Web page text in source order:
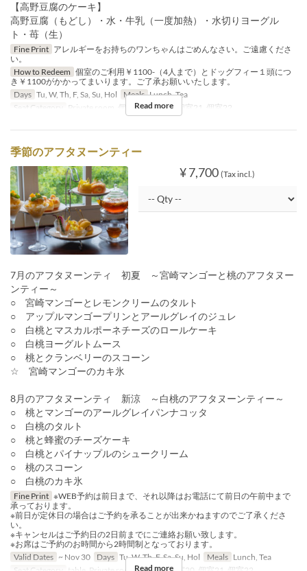
【高野豆腐のケーキ】
高野豆腐（もどし）・水・牛乳（一度加熱）・水切りヨーグル
ト・苺（生）
Fine Print アレルギーをお持ちのワンちゃんはごめんなさい。ご遠慮くださ
い。
How to Redeem 個室のご利用￥1100-（4人まで）とドッグフィー１頭につ
き￥1100がかかってまいります。ご了承お願いいたします。
Days Tu, W, Th, F, Sa, Su, Hol Meals Lunch, Tea
Seat Category
Private room, 個室19, 個室20, 個室21, 個室22
Read more
季節のアフタヌーンティー
¥ 7,700 (Tax incl.)
7月のアフタヌーンティ 初夏 ～宮崎マンゴーと桃のアフタヌー
ンティー～
○ 宮崎マンゴーとレモンクリームのタルト
○ アップルマンゴープリンとアールグレイのジュレ
○ 白桃とマスカルポーネチーズのロールケーキ
○ 白桃ヨーグルトムース
○ 桃とクランベリーのスコーン
☆ 宮崎マンゴーのカキ氷
8月のアフタヌーンティ 新涼 ～白桃のアフタヌーンティー～
○ 桃とマンゴーのアールグレイパンナコッタ
○ 白桃のタルト
○ 桃と蜂蜜のチーズケーキ
○ 白桃とパイナップルのシュークリーム
○ 桃のスコーン
○ 白桃のカキ氷
Fine Print ※WEB予約は前日まで、それ以降はお電話にて前日の午前中まで
承っております。
※前日が定休日の場合はご予約を承ることが出来かねますのでご了承くださ
い。
※キャンセルはご予約日の2日前までにご連絡お願い致します。
※お席はご予約のお時間から2時間制となっております。
Valid Dates ~ Nov 30 Days Tu, W, Th, F, Sa, Su, Hol Meals Lunch, Tea
Read more